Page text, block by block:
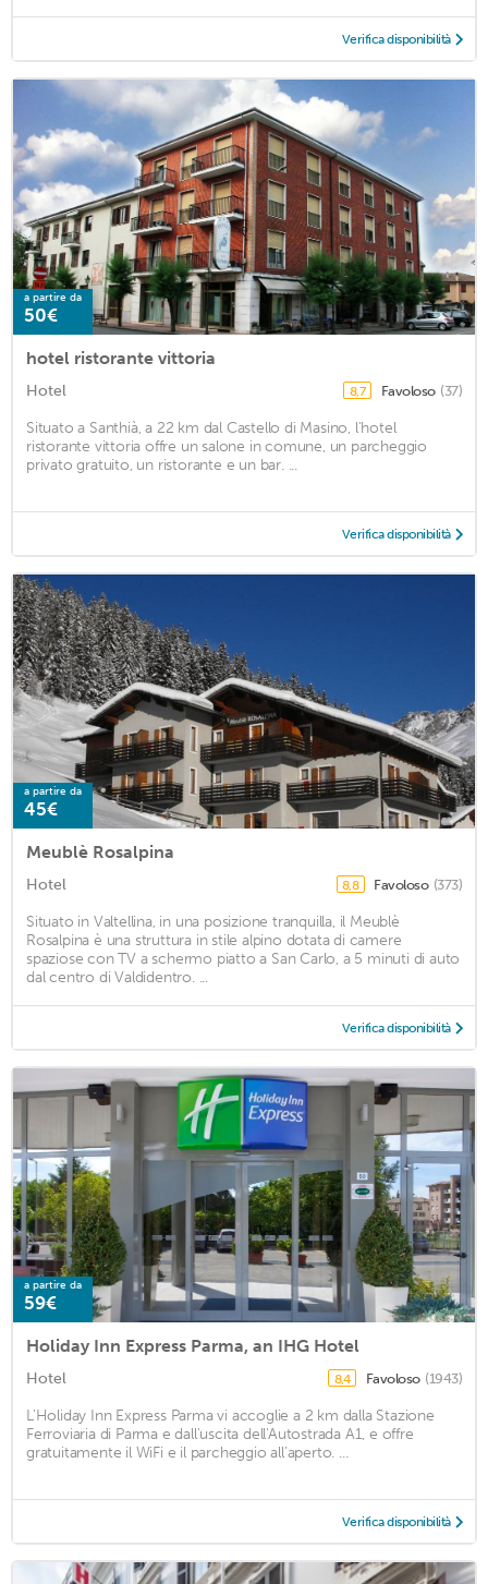
Verifica disponibilità
a partire da
50€
hotel ristorante vittoria
Hotel 8,7 Favoloso (37)
Situato a Santhià, a 22 km dal Castello di Masino, l'hotel
ristorante vittoria offre un salone in comune, un parcheggio
privato gratuito, un ristorante e un bar. ...
Verifica disponibilità
a partire da
45€
Meublè Rosalpina
Hotel 8,8 Favoloso (373)
Situato in Valtellina, in una posizione tranquilla, il Meublè
Rosalpina è una struttura in stile alpino dotata di camere
spaziose con TV a schermo piatto a San Carlo, a 5 minuti di auto
dal centro di Valdidentro. ...
Verifica disponibilità
a partire da
59€
Holiday Inn Express Parma, an IHG Hotel
Hotel 8,4 Favoloso (1943)
L'Holiday Inn Express Parma vi accoglie a 2 km dalla Stazione
Ferroviaria di Parma e dall'uscita dell'Autostrada A1, e offre
gratuitamente il WiFi e il parcheggio all’aperto. ...
Verifica disponibilità